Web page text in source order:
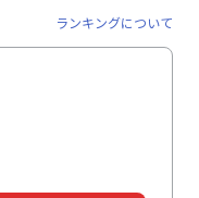
ランキングについて